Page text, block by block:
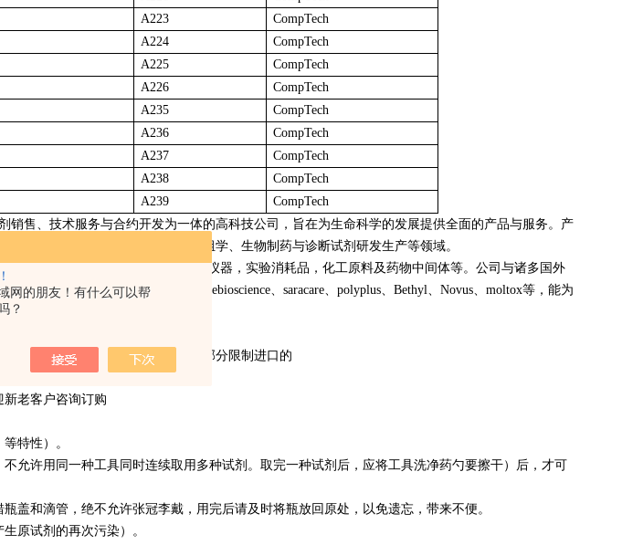
网的朋友！有什么可以帮
？
A223
CompTech
A224
CompTech
A225
CompTech
A226
CompTech
A235
CompTech
A236
CompTech
A237
CompTech
A238
CompTech
A239
CompTech
销售、技术服务与合约开发为一体的高科技公司，旨在为生命科学的发展提供全面的产品与服务。产
疫学、植物学、分子生物学、蛋白组学、生物制药与诊断试剂研发生产等领域。
列产品，专营进口生物试剂，科学仪器，实验消耗品，化工原料及药物中间体等。公司与诸多国外
、CST、toxin、streck、CompTech、ebioscience、saracare、polyplus、Bethyl、Novus、moltox等，能为
耗品。
口，包括血清，抗体，耗材，还有部分限制进口的
老客户咨询订购
特性）。
允许用同一种工具同时连续取用多种试剂。取完一种试剂后，应将工具洗净药勺要擦干）后，才可
盖和滴管，绝不允许张冠李戴，用完后请及时将瓶放回原处，以免遗忘，带来不便。
原试剂的再次污染）。